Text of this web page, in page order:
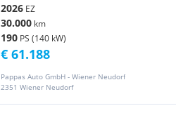
2026 EZ
30.000 km
190 PS (140 kW)
Pappas Auto GmbH - Wiener Neudorf
2351 Wiener Neudorf
€ 61.188